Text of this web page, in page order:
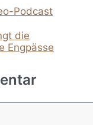
Podcast
die
Engpässe